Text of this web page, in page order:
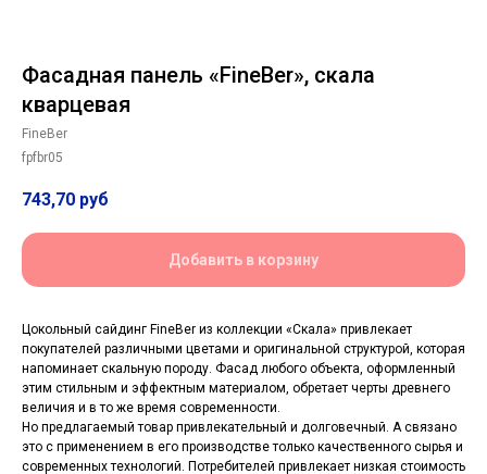
Фасадная панель «FineBer», скала
кварцевая
FineBer
fpfbr05
743,70 руб
Добавить в корзину
Цокольный сайдинг FineBer из коллекции «Скала» привлекает
покупателей различными цветами и оригинальной структурой, которая
напоминает скальную породу. Фасад любого объекта, оформленный
этим стильным и эффектным материалом, обретает черты древнего
величия и в то же время современности.
Но предлагаемый товар привлекательный и долговечный. А связано
это с применением в его производстве только качественного сырья и
современных технологий. Потребителей привлекает низкая стоимость